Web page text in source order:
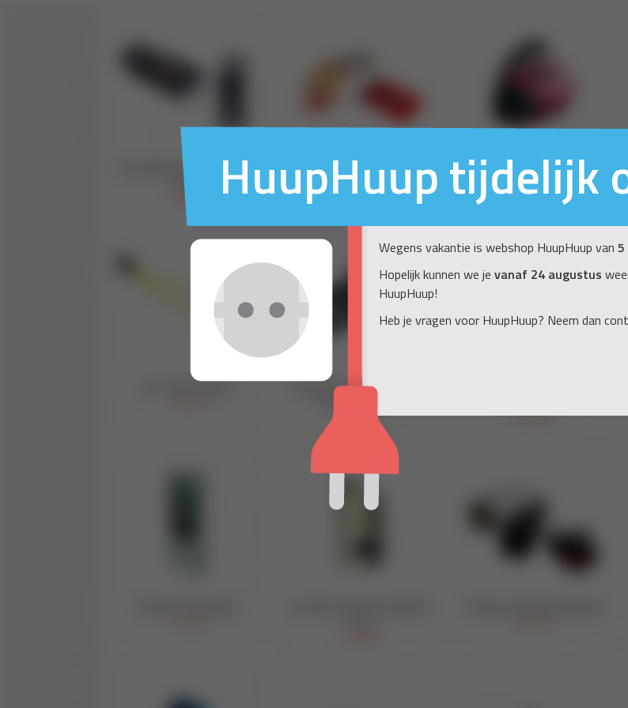
HuupHuup tijdelijk
Wegens vakantie is webshop HuupHuup van
Hopelijk kunnen we je vanaf 24 augustus
HuupHuup!
Heb je vragen voor HuupHuup? Neem dan